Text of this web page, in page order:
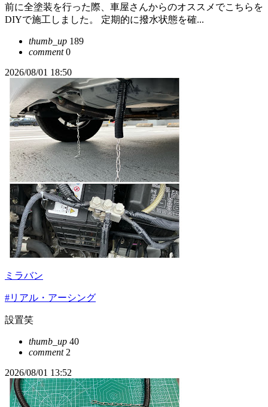
前に全塗装を行った際、車屋さんからのオススメでこちらを
DIYで施工しました。 定期的に撥水状態を確...
thumb_up 189
comment0
2026/08/01 18:50
ミラバン
#リアル・アーシング
設置笑
thumb_up 40
comment2
2026/08/01 13:52